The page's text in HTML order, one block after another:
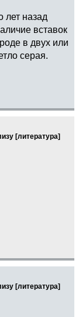
лет назад
вставок
в двух или
серая.
[литература]
[литература]